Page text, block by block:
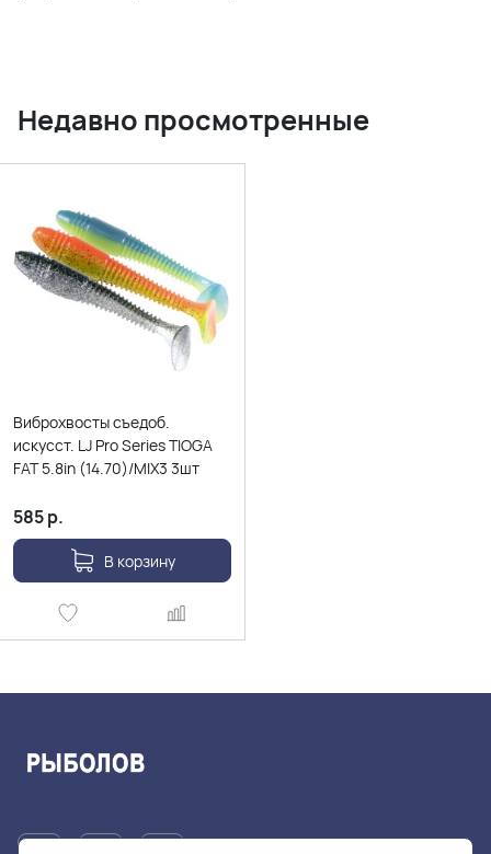
Недавно просмотренные
Виброхвосты съедоб.
искусст. LJ Pro Series TIOGA
FAT 5.8in (14.70)/MIX3 3шт
585р.
В корзину